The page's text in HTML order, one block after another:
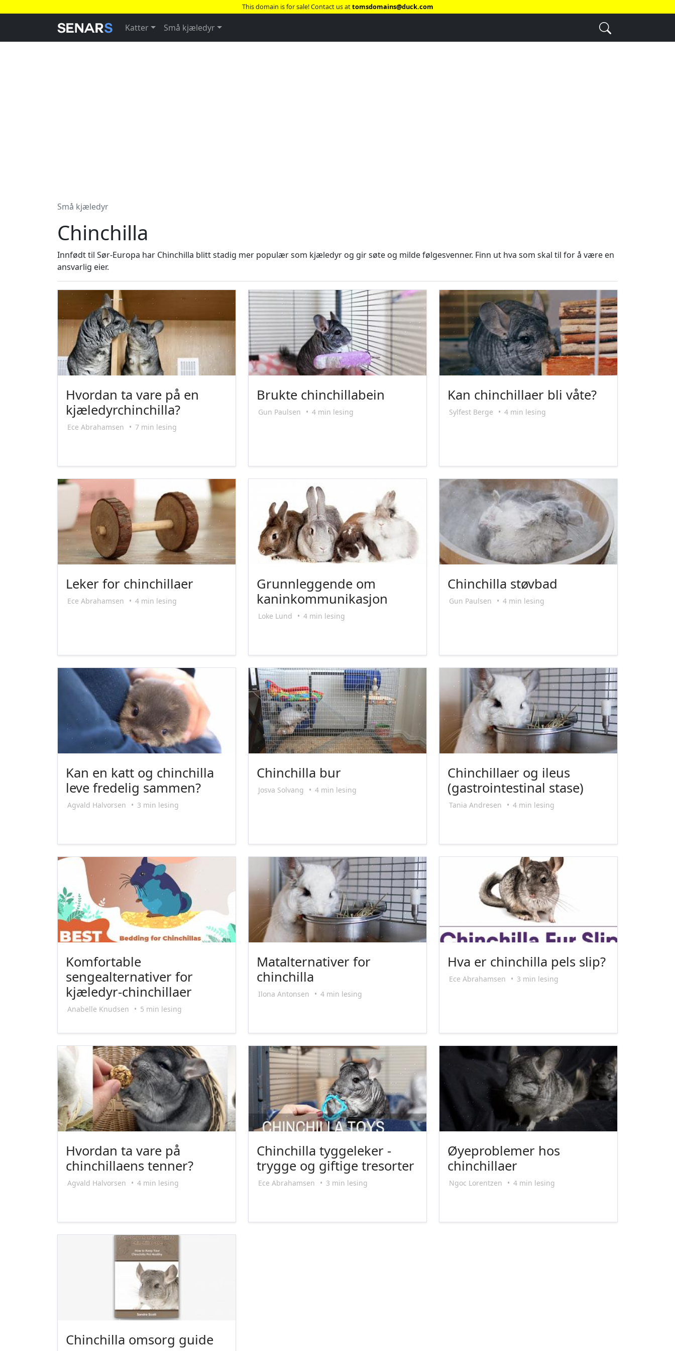
This domain is for sale! Contact us attomsdomains@duck.com
Katter Små kjæledyr
Små kjæledyr
Chinchilla
Innfødt til Sør-Europa har Chinchilla blitt stadig mer populær som kjæledyr og gir søte og milde følgesvenner. Finn ut hva som skal til for å være en
ansvarlig eier.
Hvordan ta vare på en
kjæledyrchinchilla?
Ece Abrahamsen • 7 min lesing
Brukte chinchillabein
Gun Paulsen • 4 min lesing
Kan chinchillaer bli våte?
Sylfest Berge • 4 min lesing
Leker for chinchillaer
Ece Abrahamsen • 4 min lesing
Grunnleggende om
kaninkommunikasjon
Loke Lund • 4 min lesing
Chinchilla støvbad
Gun Paulsen • 4 min lesing
Kan en katt og chinchilla
leve fredelig sammen?
Agvald Halvorsen • 3 min lesing
Chinchilla bur
Josva Solvang • 4 min lesing
Chinchillaer og ileus
(gastrointestinal stase)
Tania Andresen • 4 min lesing
Komfortable
sengealternativer for
kjæledyr-chinchillaer
Anabelle Knudsen • 5 min lesing
Matalternativer for
chinchilla
Ilona Antonsen • 4 min lesing
Hva er chinchilla pels slip?
Ece Abrahamsen • 3 min lesing
Hvordan ta vare på
chinchillaens tenner?
Agvald Halvorsen • 4 min lesing
Chinchilla tyggeleker -
trygge og giftige tresorter
Ece Abrahamsen • 3 min lesing
Øyeproblemer hos
chinchillaer
Ngoc Lorentzen • 4 min lesing
Chinchilla omsorg guide